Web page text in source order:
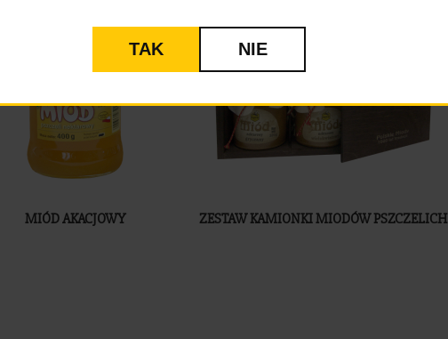
MIÓD AKACJOWY ZESTAW KAMIONKI MIODÓW PSZCZELICH
TAK NIE